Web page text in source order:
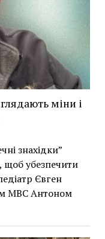
міни і
знахідки”
щоб убезпечити
Євген
МВС Антоном